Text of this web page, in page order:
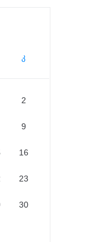
კ
2
9
16
23
30